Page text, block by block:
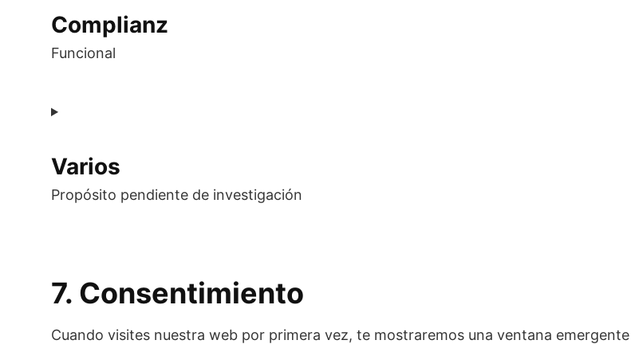
litespeed
Complianz
Funcional
Consent
complianz
Varios
Propósito pendiente de investigación
service
varios
7. Consentimiento
Cuando visites nuestra web por primera vez, te mostraremos una ventana